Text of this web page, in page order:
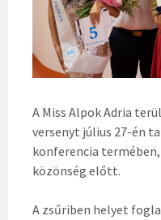
A Miss Alpok Adria
versenyt július 27-én
konferencia
közönség előtt.
A zsűriben helyet